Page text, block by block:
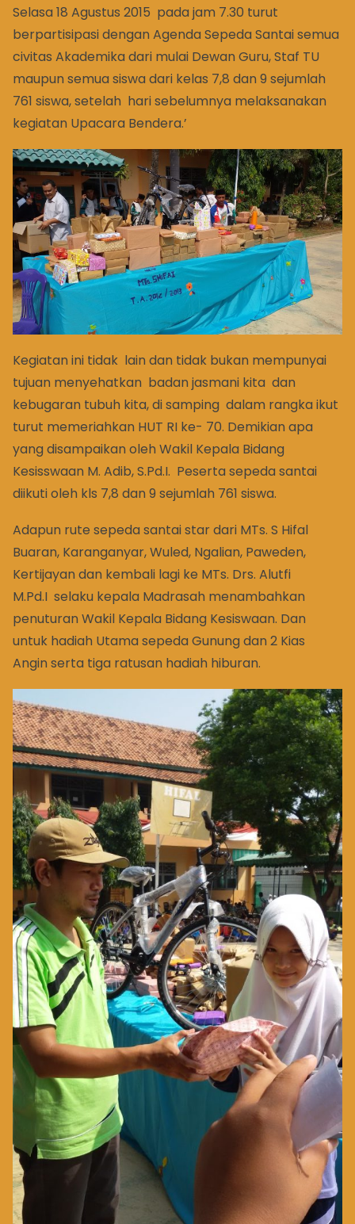
Selasa 18 Agustus 2015 pada jam 7.30 turut
berpartisipasi dengan Agenda Sepeda Santai semua
civitas Akademika dari mulai Dewan Guru, Staf TU
maupun semua siswa dari kelas 7,8 dan 9 sejumlah
761 siswa, setelah hari sebelumnya melaksanakan
kegiatan Upacara Bendera.’
Kegiatan ini tidak lain dan tidak bukan mempunyai
tujuan menyehatkan badan jasmani kita dan
kebugaran tubuh kita, di samping dalam rangka ikut
turut memeriahkan HUT RI ke- 70. Demikian apa
yang disampaikan oleh Wakil Kepala Bidang
Kesisswaan M. Adib, S.Pd.I. Peserta sepeda santai
diikuti oleh kls 7,8 dan 9 sejumlah 761 siswa.
Adapun rute sepeda santai star dari MTs. S Hifal
Buaran, Karanganyar, Wuled, Ngalian, Paweden,
Kertijayan dan kembali lagi ke MTs. Drs. Alutfi
M.Pd.I selaku kepala Madrasah menambahkan
penuturan Wakil Kepala Bidang Kesiswaan. Dan
untuk hadiah Utama sepeda Gunung dan 2 Kias
Angin serta tiga ratusan hadiah hiburan.